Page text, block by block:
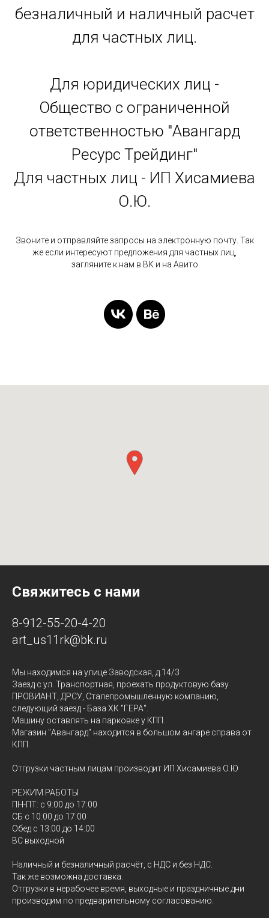
безналичный и наличный расчет
для частных лиц.
Для юридических лиц -
Общество с ограниченной
ответственностью "Авангард
Ресурс Трейдинг"
Для частных лиц - ИП Хисамиева
О.Ю.
Звоните и отправляйте запросы на электронную почту. Так
же если интересуют предложения для частных лиц,
загляните к нам в ВК и на Авито
Свяжитесь с нами
8-912-55-20-4-20
art_us11rk@bk.ru
Мы находимся на улице Заводская, д.14/3
Заезд с ул. Транспортная, проехать продуктовую базу
ПРОВИАНТ, ДРСУ, Сталепромышленную компанию,
следующий заезд - База ХК "ГЕРА".
Машину оставлять на парковке у КПП.
Магазин "Авангард" находится в большом ангаре справа от
КПП.
Отгрузки частным лицам производит ИП Хисамиева О.Ю
РЕЖИМ РАБОТЫ
ПН-ПТ: с 9:00 до 17:00
СБ с 10:00 до 17:00
Обед с 13:00 до 14:00
ВС выходной
Наличный и безналичный расчёт, с НДС и без НДС.
Так же возможна доставка.
Отгрузки в нерабочее время, выходные и праздничные дни
производим по предварительному согласованию.